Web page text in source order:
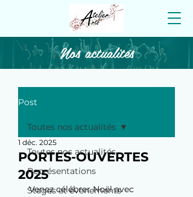
Nos actualités
Post
Toutes nos actualités
Représentations
Stages et évènements
Toutes nos actualités
PORTES-OUVERTES
2025
1 déc. 2025
Venez célébrer Noël avec